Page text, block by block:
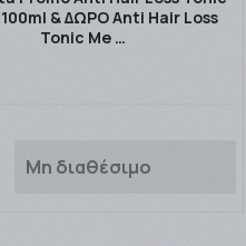
& ΔΩΡΟ Anti Hair Loss
Tonic Me …
Μη διαθέσιμο